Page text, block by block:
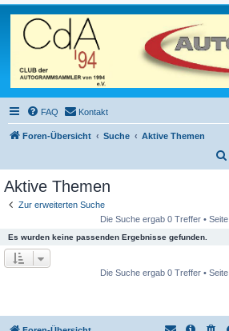
FAQ Kontakt
Foren-Übersicht Suche Aktive Themen
Aktive Themen
Zur erweiterten Suche
Die Suche ergab 0 Treffer • Seite
Es wurden keine passenden Ergebnisse gefunden.
Die Suche ergab 0 Treffer • Seite